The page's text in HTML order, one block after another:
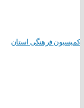
کمیسیون فرهنگی استان